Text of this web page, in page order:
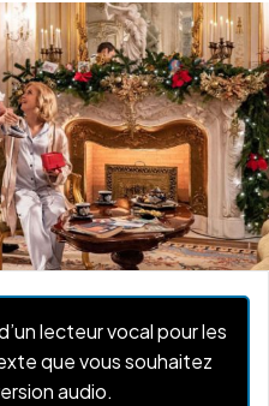
lecteur vocal pour les
que vous souhaitez
audio.